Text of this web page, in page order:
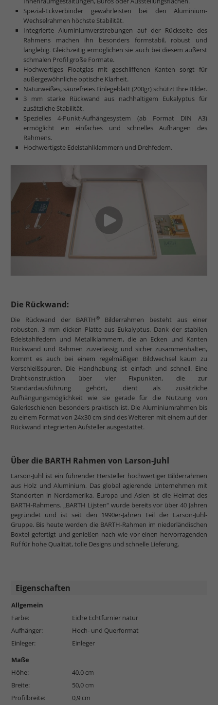
Spezial-Eckverbinder gewährleisten bei den Aluminium-
Wechselrahmen höchste Stabilität.
Integrierte Aluminiumverstrebungen auf der Rückseite des
Rahmens machen ihn besonders formstabil, robust und
langlebig. Gleichzeitig ermöglichen sie auch bei diesem äußerst
schmalen Profil große Formate.
Hochwertiges Floatglas mit geschliffenen Kanten sorgt für
außergewöhnliche optische Klarheit.
Naturweißes, säurefreies Einlegeblatt (200gr) schützt Ihre Bilder.
3 mm starke Rückwand aus nachhaltigem Eukalyptus für
zusätzliche Stabilität.
Spezielles 4-Punkt-Aufhängesystem (ab Format DIN A3)
ermöglicht ein einfaches und schnelles Aufhängen des
Rahmens.
Hochwertigste Edelstahlklammern und Drehfedern.
Die Rückwand:
Die Rückwand der BARTH®Bilderrahmen besteht aus einer
robusten, 3 mm dicken Platte aus Eukalyptus. Dank der stabilen
Edelstahlfedern und Metallklammern, die an Ecken und Kanten
Rückwand und Rahmen zuverlässig und sicher zusammenhalten,
kommt es auch bei einem regelmäßigen Bildwechsel kaum zu
Verschleißspuren. Die Handhabung ist einfach und schnell. Eine
Drahtkonstruktion über vier Fixpunkten, die zur
Standardausführung gehört, dient als zusätzliche
Aufhängungsmöglichkeit wie sie gerade für die Nutzung von
Galerieschienen besonders praktisch ist. Die Aluminiumrahmen bis
zu einem Format von 24x30 cm sind des Weiteren mit einem auf der
Rückwand integrierten Aufsteller ausgestattet.
Über die BARTH Rahmen von Larson-Juhl
Larson-Juhl ist ein führender Hersteller hochwertiger Bilderrahmen
aus Holz und Aluminium. Das global agierende Unternehmen mit
Standorten in Nordamerika, Europa und Asien ist die Heimat des
BARTH-Rahmens. „BARTH Lijsten“ wurde bereits vor über 40 Jahren
gegründet und ist seit den 1990er-Jahren Teil der Larson-Juhl-
Gruppe. Bis heute werden die BARTH-Rahmen im niederländischen
Boxtel gefertigt und genießen nach wie vor einen hervorragenden
Ruf für hohe Qualität, tolle Designs und schnelle Lieferung.
Eigenschaften
Allgemein
Farbe:
Eiche Echtfurnier natur
Aufhänger:
Hoch- und Querformat
Einleger:
Einleger
Maße
Höhe:
40,0 cm
Breite:
50,0 cm
Profilbreite:
0,9 cm